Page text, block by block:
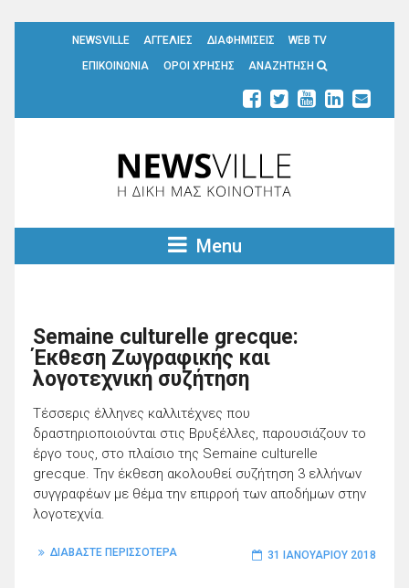
NEWSVILLE ΑΓΓΕΛΙΕΣ ΔΙΑΦΗΜΙΣΕΙΣ
WEB TV
ΕΠΙΚΟΙΝΩΝΙΑ
ΟΡΟΙ ΧΡΗΣΗΣ ΑΝΑΖΗΤΗΣΗ
Menu
Semaine culturelle grecque:
Έκθεση Ζωγραφικής και
λογοτεχνική συζήτηση
Τέσσερις έλληνες καλλιτέχνες που
δραστηριοποιούνται στις Βρυξέλλες, παρουσιάζουν το
έργο τους, στο πλαίσιο της Semaine culturelle
grecque. Την έκθεση ακολουθεί συζήτηση 3 ελλήνων
συγγραφέων με θέμα την επιρροή των αποδήμων στην
λογοτεχνία.
ΔΙΑΒΑΣΤΕ ΠΕΡΙΣΣΟΤΕΡΑ 31 ΙΑΝΟΥΑΡΊΟΥ 2018